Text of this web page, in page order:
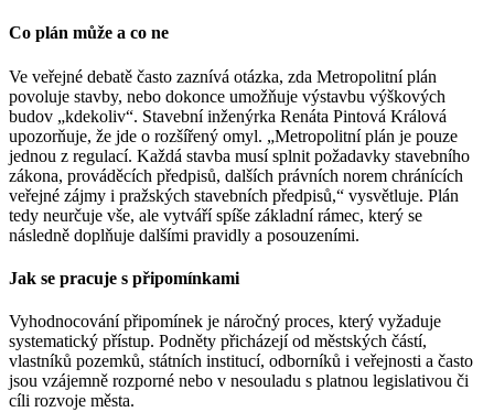
Co plán může a co ne
Ve veřejné debatě často zaznívá otázka, zda Metropolitní plán
povoluje stavby, nebo dokonce umožňuje výstavbu výškových
budov „kdekoliv“. Stavební inženýrka Renáta Pintová Králová
upozorňuje, že jde o rozšířený omyl. „Metropolitní plán je pouze
jednou z regulací. Každá stavba musí splnit požadavky stavebního
zákona, prováděcích předpisů, dalších právních norem chránících
veřejné zájmy i pražských stavebních předpisů,“ vysvětluje. Plán
tedy neurčuje vše, ale vytváří spíše základní rámec, který se
následně doplňuje dalšími pravidly a posouzeními.
Jak se pracuje s připomínkami
Vyhodnocování připomínek je náročný proces, který vyžaduje
systematický přístup. Podněty přicházejí od městských částí,
vlastníků pozemků, státních institucí, odborníků i veřejnosti a často
jsou vzájemně rozporné nebo v nesouladu s platnou legislativou či
cíli rozvoje města.